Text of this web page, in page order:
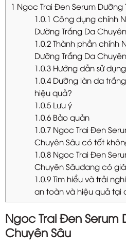
1 Ngoc Trai Đen Serum Dưỡng
1.0.1 Công dụng chính
Dưỡng Trắng Da
1.0.2Thành phần chính
Dưỡng Trắng Da
1.0.3Hướng dẫn sử dụng
1.0.4Dưỡng làn da
hiệu quả?
1.0.5Lưu ý
1.0.6Bảo quản
1.0.7Ngoc Trai Đen
Chuyên Sâu có tốt
1.0.8Ngoc Trai Đen
Chuyên Sâuđang có
1.0.9Tìm hiểu và trải
an toàn và hiệu quả tại
Ngoc Trai Đen Serum
Chuyên Sâu